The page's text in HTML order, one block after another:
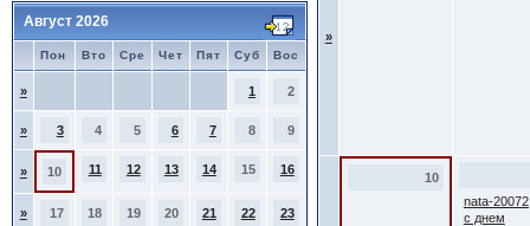
Август 2026
Пон Вто Сре Чет Пят Суб Вос
» 1 2
» 3 4 5 6 7 8 9
» 10 11 12 13 14 15 16
» 17 18 19 20 21 22 23
»
10
nata-
с днем